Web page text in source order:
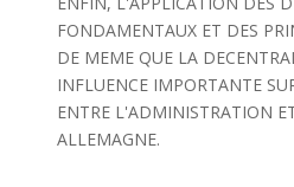
FONDAMENTAUX ET DES
DE MEME QUE LA
INFLUENCE IMPORTANTE
ENTRE L'ADMINISTRATION
ALLEMAGNE.